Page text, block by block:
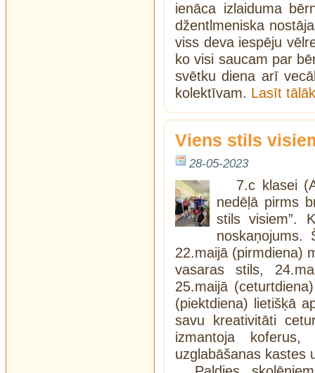
ienāca izlaiduma
džentlmeniska
viss deva iespēju
ko visi saucam par
svētku diena arī
kolektīvam. Lasīt
Viens stils
28-05-2023
7.c klasei
nedēļā pirms
stils visiem”.
noskaņojums.
22.maijā (pirmdiena)
vasaras stils,
25.maijā
(piektdiena) lietišķā
savu kreativitāti
izmantoja
uzglabāšanas kastes